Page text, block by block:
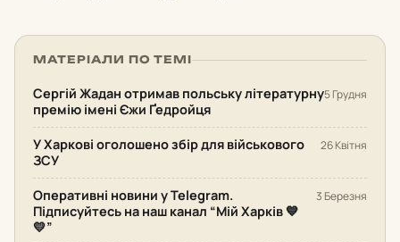
МАТЕРІАЛИ ПО ТЕМІ
Сергій Жадан отримав польську літературну
премію імені Єжи Ґедройця
5 Грудня
У Харкові оголошено збір для військового
ЗСУ
26 Квітня
Оперативні новини у Telegram.
Підписуйтесь на наш канал “Мій Харків 💙
💛”
3 Березня